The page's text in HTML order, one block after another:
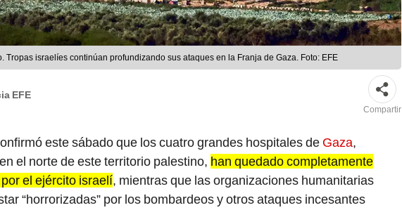
Tropas israelíes continúan profundizando sus ataques en la Franja de Gaza. Foto: EFE
EFE
Compartir
este sábado que los cuatro grandes hospitales de Gaza,
el norte de este territorio palestino, han quedado completamente
el ejército israelí, mientras que las organizaciones humanitarias
“horrorizadas” por los bombardeos y otros ataques incesantes